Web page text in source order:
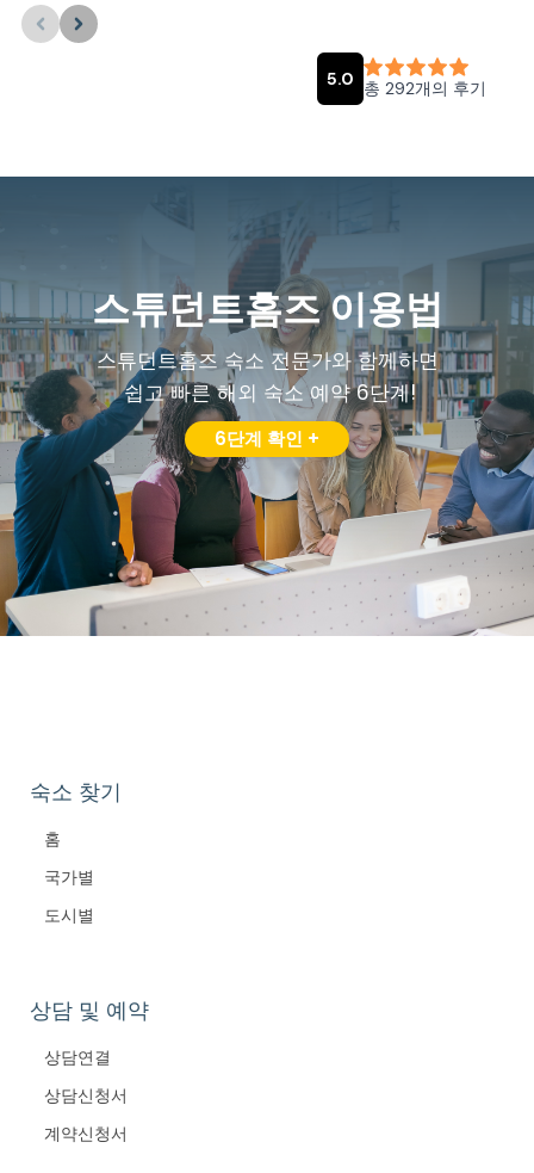
스튜던트홈즈 이용법
스튜던트홈즈 숙소 전문가와 함께하면
쉽고 빠른 해외 숙소 예약 6단계!
6단계 확인 +
숙소 찾기
홈
국가별
도시별
상담 및 예약
상담연결
상담신청서
계약신청서